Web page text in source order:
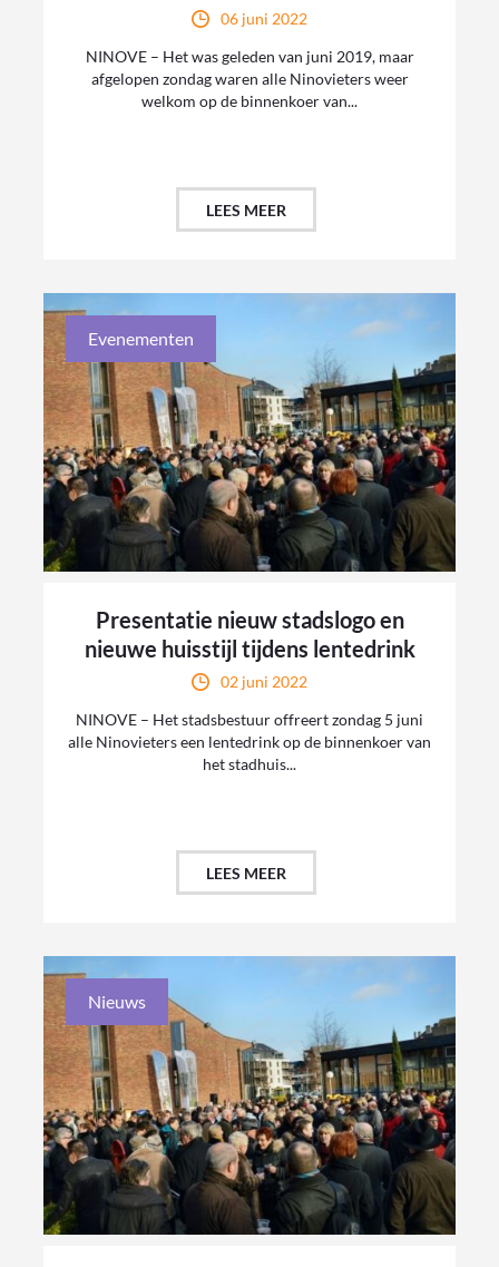
06 juni 2022
NINOVE – Het was geleden van juni 2019, maar
afgelopen zondag waren alle Ninovieters weer
welkom op de binnenkoer van...
LEES MEER
Evenementen
Presentatie nieuw stadslogo en
nieuwe huisstijl tijdens lentedrink
02 juni 2022
NINOVE – Het stadsbestuur offreert zondag 5 juni
alle Ninovieters een lentedrink op de binnenkoer van
het stadhuis...
LEES MEER
Nieuws